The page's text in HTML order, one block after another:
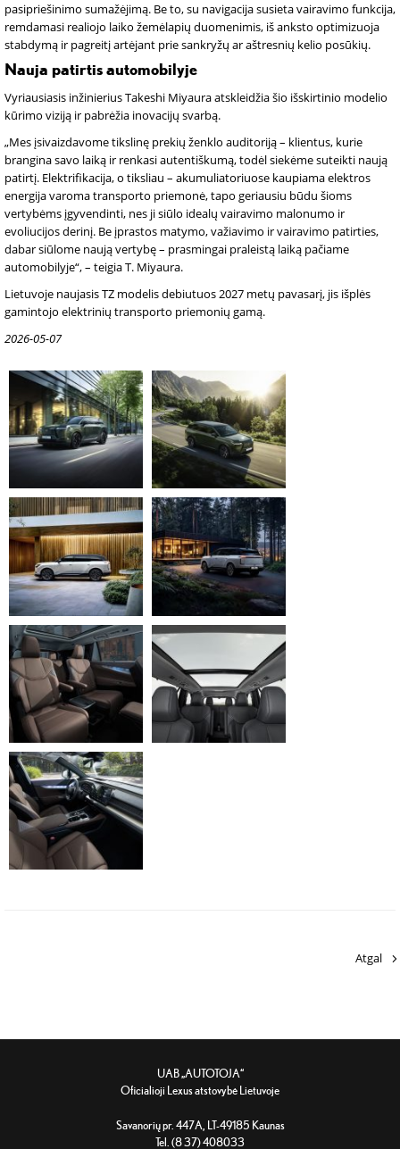
pasipriešinimo sumažėjimą. Be to, su navigacija susieta vairavimo funkcija,
remdamasi realiojo laiko žemėlapių duomenimis, iš anksto optimizuoja
stabdymą ir pagreitį artėjant prie sankryžų ar aštresnių kelio posūkių.
Nauja patirtis automobilyje
Vyriausiasis inžinierius Takeshi Miyaura atskleidžia šio išskirtinio modelio
kūrimo viziją ir pabrėžia inovacijų svarbą.
„Mes įsivaizdavome tikslinę prekių ženklo auditoriją – klientus, kurie
brangina savo laiką ir renkasi autentiškumą, todėl siekėme suteikti naują
patirtį. Elektrifikacija, o tiksliau – akumuliatoriuose kaupiama elektros
energija varoma transporto priemonė, tapo geriausiu būdu šioms
vertybėms įgyvendinti, nes ji siūlo idealų vairavimo malonumo ir
evoliucijos derinį. Be įprastos matymo, važiavimo ir vairavimo patirties,
dabar siūlome naują vertybę – prasmingai praleistą laiką pačiame
automobilyje“, – teigia T. Miyaura.
Lietuvoje naujasis TZ modelis debiutuos 2027 metų pavasarį, jis išplės
gamintojo elektrinių transporto priemonių gamą.
2026-05-07
Atgal
UAB „AUTOTOJA“
Oficialioji Lexus atstovybė Lietuvoje
Savanorių pr. 447A, LT-49185 Kaunas
Tel. (8 37) 408033